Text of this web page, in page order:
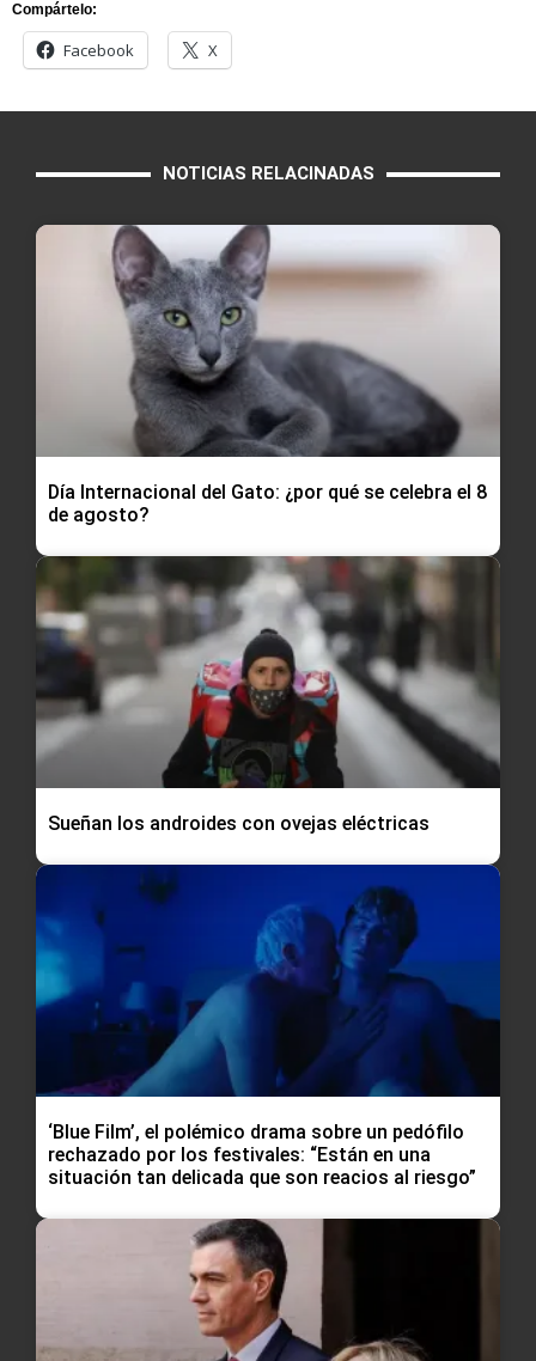
Compártelo:
Facebook X
NOTICIAS RELACINADAS
Día Internacional del Gato: ¿por qué se celebra el 8
de agosto?
Sueñan los androides con ovejas eléctricas
‘Blue Film’, el polémico drama sobre un pedófilo
rechazado por los festivales: “Están en una
situación tan delicada que son reacios al riesgo”